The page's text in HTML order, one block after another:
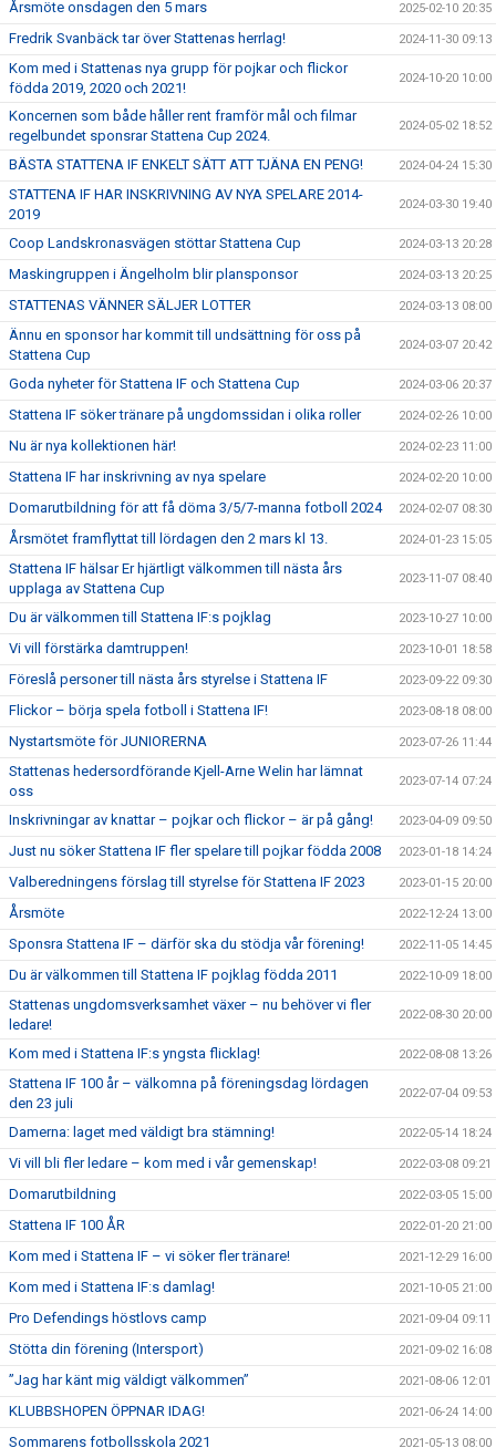
Årsmöte onsdagen den 5 mars 2025-02-10 20:35
Fredrik Svanbäck tar över Stattenas herrlag! 2024-11-30 09:13
Kom med i Stattenas nya grupp för pojkar och flickor
födda 2019, 2020 och 2021!
2024-10-20 10:00
Koncernen som både håller rent framför mål och filmar
regelbundet sponsrar Stattena Cup 2024.
2024-05-02 18:52
BÄSTA STATTENA IF ENKELT SÄTT ATT TJÄNA EN PENG! 2024-04-24 15:30
STATTENA IF HAR INSKRIVNING AV NYA SPELARE 2014-
2019
2024-03-30 19:40
Coop Landskronasvägen stöttar Stattena Cup 2024-03-13 20:28
Maskingruppen i Ängelholm blir plansponsor 2024-03-13 20:25
STATTENAS VÄNNER SÄLJER LOTTER 2024-03-13 08:00
Ännu en sponsor har kommit till undsättning för oss på
Stattena Cup
2024-03-07 20:42
Goda nyheter för Stattena IF och Stattena Cup 2024-03-06 20:37
Stattena IF söker tränare på ungdomssidan i olika roller 2024-02-26 10:00
Nu är nya kollektionen här! 2024-02-23 11:00
Stattena IF har inskrivning av nya spelare 2024-02-20 10:00
Domarutbildning för att få döma 3/5/7-manna fotboll 2024 2024-02-07 08:30
Årsmötet framflyttat till lördagen den 2 mars kl 13. 2024-01-23 15:05
Stattena IF hälsar Er hjärtligt välkommen till nästa års
upplaga av Stattena Cup
2023-11-07 08:40
Du är välkommen till Stattena IF:s pojklag 2023-10-27 10:00
Vi vill förstärka damtruppen! 2023-10-01 18:58
Föreslå personer till nästa års styrelse i Stattena IF 2023-09-22 09:30
Flickor – börja spela fotboll i Stattena IF! 2023-08-18 08:00
Nystartsmöte för JUNIORERNA 2023-07-26 11:44
Stattenas hedersordförande Kjell-Arne Welin har lämnat
oss
2023-07-14 07:24
Inskrivningar av knattar – pojkar och flickor – är på gång! 2023-04-09 09:50
Just nu söker Stattena IF fler spelare till pojkar födda 2008 2023-01-18 14:24
Valberedningens förslag till styrelse för Stattena IF 2023 2023-01-15 20:00
Årsmöte 2022-12-24 13:00
Sponsra Stattena IF – därför ska du stödja vår förening! 2022-11-05 14:45
Du är välkommen till Stattena IF pojklag födda 2011 2022-10-09 18:00
Stattenas ungdomsverksamhet växer – nu behöver vi fler
ledare!
2022-08-30 20:00
Kom med i Stattena IF:s yngsta flicklag! 2022-08-08 13:26
Stattena IF 100 år – välkomna på föreningsdag lördagen
den 23 juli
2022-07-04 09:53
Damerna: laget med väldigt bra stämning! 2022-05-14 18:24
Vi vill bli fler ledare – kom med i vår gemenskap! 2022-03-08 09:21
Domarutbildning 2022-03-05 15:00
Stattena IF 100 ÅR 2022-01-20 21:00
Kom med i Stattena IF – vi söker fler tränare! 2021-12-29 16:00
Kom med i Stattena IF:s damlag! 2021-10-05 21:00
Pro Defendings höstlovs camp 2021-09-04 09:11
Stötta din förening (Intersport) 2021-09-02 16:08
”Jag har känt mig väldigt välkommen” 2021-08-06 12:01
KLUBBSHOPEN ÖPPNAR IDAG! 2021-06-24 14:00
Sommarens fotbollsskola 2021 2021-05-13 08:00